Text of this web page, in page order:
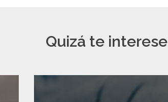
Quizá te interese